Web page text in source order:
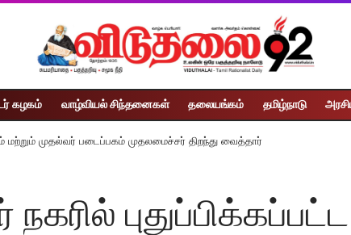
கழகம் வாழ்வியல் சிந்தனைகள் தலையங்கம் தமிழ்நாடு
மற்றும் முதல்வர் படைப்பகம் முதலமைச்சர் திறந்து வைத்தார்